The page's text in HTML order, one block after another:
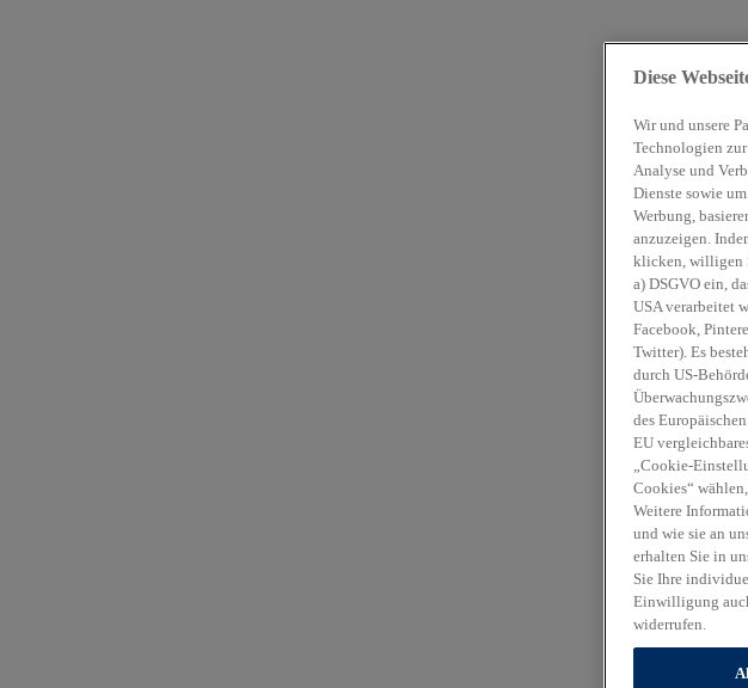
Diese
Wir und unsere
Technologien
Analyse und
Dienste sowie
Werbung,
anzuzeigen.
klicken, willigen
a) DSGVO ein,
USA verarbeitet
Facebook,
Twitter). Es
durch US-
des
EU
„Cookie-
Cookies“
Weitere
und wie sie an
erhalten Sie in
Sie Ihre
Einwilligung
widerrufen.